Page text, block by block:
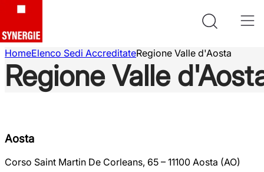
HomeElenco Sedi AccreditateRegione Valle d'Aosta
Regione Valle
Aosta
Corso Saint Martin De Corleans, 65 – 11100 Aosta (AO)